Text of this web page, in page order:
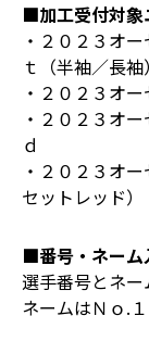
■加工受付対象
・２０２３オ
ｔ（半袖／長袖）
・２０２３オ
・２０２３オ
ｄ
・２０２３オ
セットレッド）
■番号・ネーム
選手番号とネ
ネームはＮｏ.